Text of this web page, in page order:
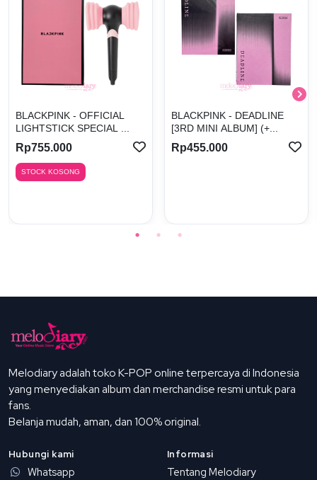
BLACKPINK - OFFICIAL
LIGHTSTICK SPECIAL ...
Rp755.000
STOCK KOSONG
BLACKPINK - DEADLINE
[3RD MINI ALBUM] (+...
Rp455.000
Melodiary adalah toko K-POP online terpercaya di Indonesia
yang menyediakan album dan merchandise resmi untuk para
fans.
Belanja mudah, aman, dan 100% original.
Hubungi kami
Whatsapp
Informasi
Tentang Melodiary